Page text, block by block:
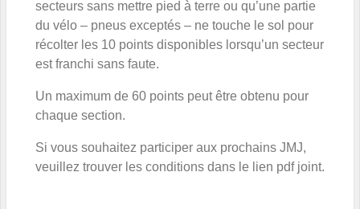
secteurs sans mettre pied à terre ou qu’une partie
du vélo – pneus exceptés – ne touche le sol pour
récolter les 10 points disponibles lorsqu’un secteur
est franchi sans faute.
Un maximum de 60 points peut être obtenu pour
chaque section.
Si vous souhaitez participer aux prochains JMJ,
veuillez trouver les conditions dans le lien pdf joint.